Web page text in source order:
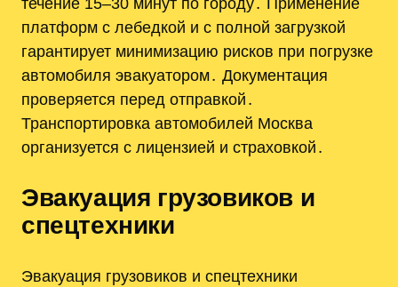
платформ с лебедкой и с полной загрузкой
гарантирует минимизацию рисков при погрузке
автомобиля эвакуатором․ Документация
проверяется перед отправкой․
Транспортировка автомобилей Москва
организуется с лицензией и страховкой․
Эвакуация грузовиков и
спецтехники
Эвакуация грузовиков и спецтехники